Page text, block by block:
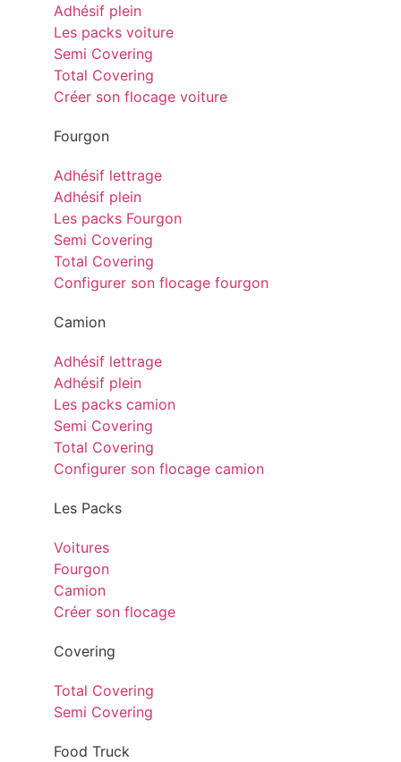
Adhésif plein
Les packs voiture
Semi Covering
Total Covering
Créer son flocage voiture
Fourgon
Adhésif lettrage
Adhésif plein
Les packs Fourgon
Semi Covering
Total Covering
Configurer son flocage fourgon
Camion
Adhésif lettrage
Adhésif plein
Les packs camion
Semi Covering
Total Covering
Configurer son flocage camion
Les Packs
Voitures
Fourgon
Camion
Créer son flocage
Covering
Total Covering
Semi Covering
Food Truck